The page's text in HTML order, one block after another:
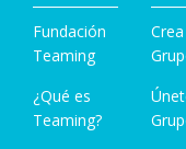
Fundación
Teaming
¿Qué es
Teaming?